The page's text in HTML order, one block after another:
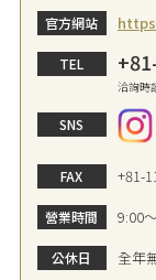
官方網站
TEL
洽詢時
SNS
FAX +81-
營業時間 9:00
公休日 全年